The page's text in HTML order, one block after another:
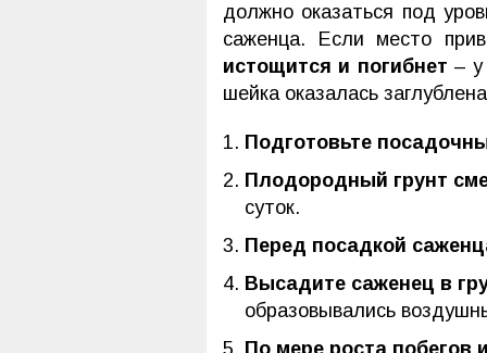
должно оказаться под
саженца. Если место
истощится и погибнет – у
шейка оказалась
Подготовьте
Плодородный грунт
суток.
Перед посадкой
Высадите саженец в
образовывались